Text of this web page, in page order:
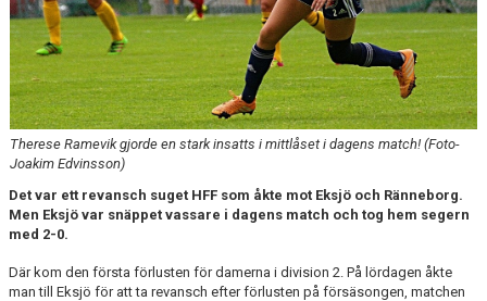
Therese Ramevik gjorde en stark insatts i mittlåset i dagens match! (Foto-
Joakim Edvinsson)
Det var ett revansch suget HFF som åkte mot Eksjö och Ränneborg.
Men Eksjö var snäppet vassare i dagens match och tog hem segern
med 2-0.
Där kom den första förlusten för damerna i division 2. På lördagen åkte
man till Eksjö för att ta revansch efter förlusten på försäsongen, matchen